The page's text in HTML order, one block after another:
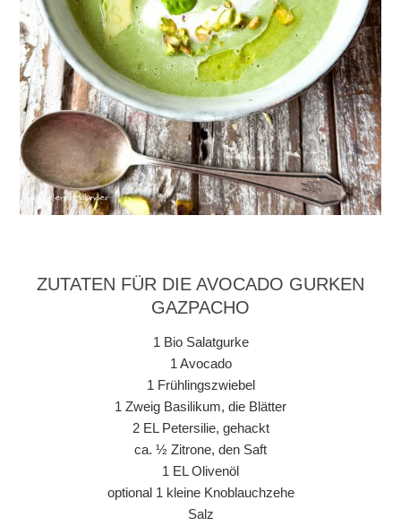
ZUTATEN FÜR DIE AVOCADO GURKEN
GAZPACHO
1 Bio Salatgurke
1 Avocado
1 Frühlingszwiebel
1 Zweig Basilikum, die Blätter
2 EL Petersilie, gehackt
ca. ½ Zitrone, den Saft
1 EL Olivenöl
optional 1 kleine Knoblauchzehe
Salz